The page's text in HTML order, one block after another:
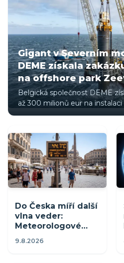
Gigant v Severním
DEME získala
na offshore park
Belgická společnost DEME
až 300 milionů eur na
Zeevonk u nizozemského
Do Česka míří další
vlna veder:
Meteorologové
supertropy a
9.8.2026